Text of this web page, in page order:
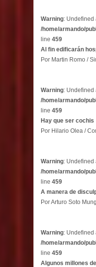
Warning: Undefined
/home/armando/
line 459
Al fin edificarán
Por Martin Romo /
Warning: Undefined
/home/armando/
line 459
Hay que ser cochis
Por Hilario Olea /
Warning: Undefined
/home/armando/
line 459
A manera de
Por Arturo Soto
Warning: Undefined
/home/armando/
line 459
Algunos millones